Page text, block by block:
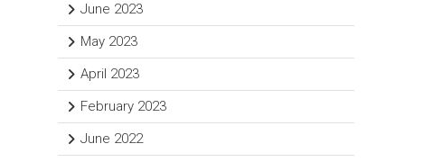
June 2023
May 2023
April 2023
February 2023
June 2022